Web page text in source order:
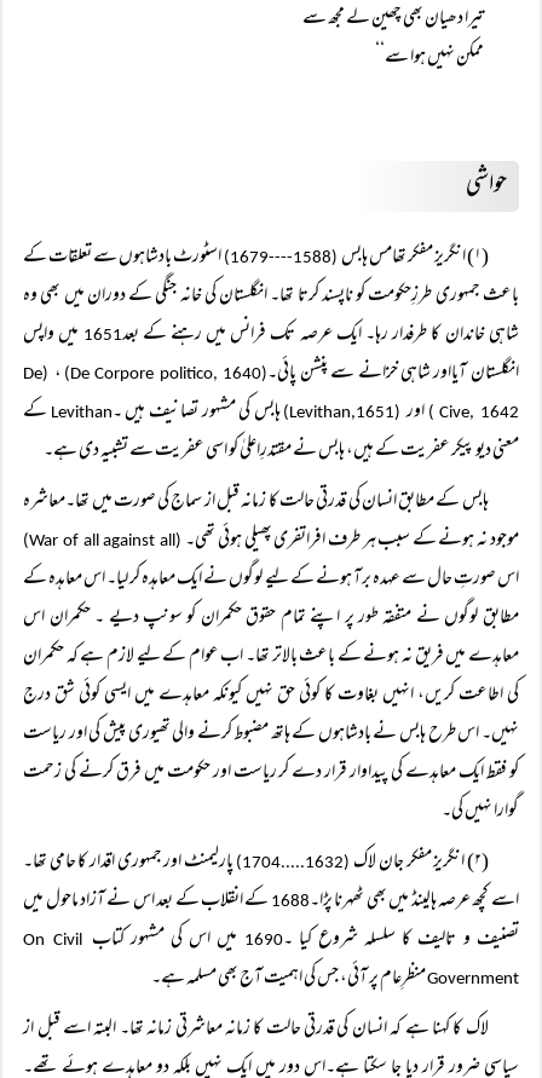
تیرا دھیان بھی چھین لے مجھ سے
ممکن نہیں ہوا سے‘‘
حواشی
(۱) انگریز مفکر تھامس ہابس (1588----1679)
اسٹورٹ بادشاہوں سے تعلقات کے
باعث جمہوری طرزِحکومت کو ناپسند کرتا تھا۔ انگلستان کی خانہ جنگی کے دوران میں بھی وہ
شاہی خاندان کا طرفدار رہا۔ ایک عرصہ تک فرانس میں رہنے کے بعد1651 میں واپس
انگلستان آیااور شاہی خزانے سے پنشن پائی۔(De Corpore politico, 1640) ،
(De
Cive, 1642 )
اور(Levithan,1651) ہابس کی مشہور تصانیف ہیں ۔Levithan کے
معنی دیو پیکر عفریت کے ہیں، ہابس نے مقتدرِاعلیٰ کو اسی عفریت سے تشبیہ دی ہے۔
ہابس کے مطابق انسان کی قدرتی حالت کا زمانہ قبل از سماج کی صورت میں تھا۔معاشرہ
موجود نہ ہونے کے سبب ہر طرف افراتفری پھیلی ہوئی تھی۔ (War of all against all)
اس صورتِ حال سے عہدہ برآ ہونے کے لیے لوگوں نے ایک معاہدہ کر لیا۔ اس معاہدہ کے
مطابق لوگوں نے متفقہ طور پر اپنے تمام حقوق حکمران کو سونپ دیے ۔ حکمران اس
معاہدے میں فریق نہ ہونے کے باعث بالاتر تھا۔ اب عوام کے لیے لازم ہے کہ حکمران
کی اطاعت کریں، انہیں بغاوت کا کوئی حق نہیں کیونکہ معاہدے میں ایسی کوئی شق درج
نہیں۔ اس طرح ہابس نے بادشاہوں کے ہاتھ مضبوط کرنے والی تھیوری پیش کی اور ریاست
کو فقط ایک معاہدے کی پیداوار قرار دے کر ریاست اور حکومت میں فرق کرنے کی زحمت
گوارا نہیں کی۔
(۲) انگریز مفکر جان لاک
(1632.....1704)
پارلیمنٹ اور جمہوری اقدار کا حامی تھا۔
اسے کچھ عرصہ ہالینڈ میں بھی ٹھہرنا پڑا۔1688 کے انقلاب کے بعد اس نے آزاد ماحول میں
تصنیف و تالیف کا سلسلہ شروع کیا ۔1690 میں اس کی مشہور کتاب
On Civil
Governmentمنظرِعام پر آئی، جس کی اہمیت آج بھی مسلمہ ہے۔
لاک کا کہنا ہے کہ انسان کی قدرتی حالت کا زمانہ معاشرتی زمانہ تھا۔ البتہ اسے قبل از
سیاسی ضرور قرار دیا جا سکتا ہے۔اس دور میں ایک نہیں بلکہ دو معاہدے ہوئے تھے۔